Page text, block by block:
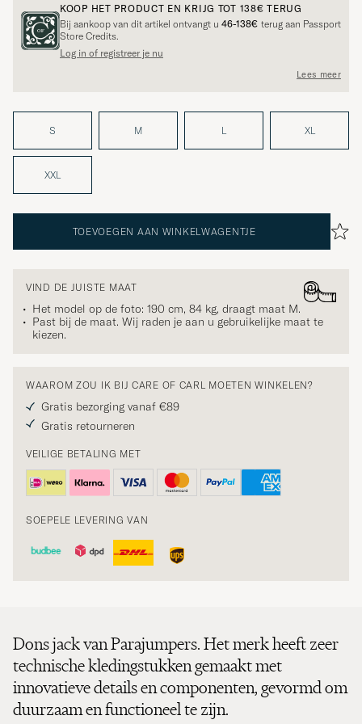
KOOP HET PRODUCT EN KRIJG TOT 138€ TERUG
Bij aankoop van dit artikel ontvangt u 46-138€ terug aan Passport
Store Credits.
Log in of registreer je nu
Lees meer
S M L XL
XXL
TOEVOEGEN AAN WINKELWAGENTJE
VIND DE JUISTE MAAT
Het model op de foto: 190 cm, 84 kg, draagt maat M.
Past bij de maat. Wij raden je aan u gebruikelijke maat te
kiezen.
WAAROM ZOU IK BIJ CARE OF CARL MOETEN WINKELEN?
Gratis bezorging vanaf €89
Gratis retourneren
VEILIGE BETALING MET
SOEPELE LEVERING VAN
Dons jack van Parajumpers. Het merk heeft zeer
technische kledingstukken gemaakt met
innovatieve details en componenten, gevormd om
duurzaam en functioneel te zijn.